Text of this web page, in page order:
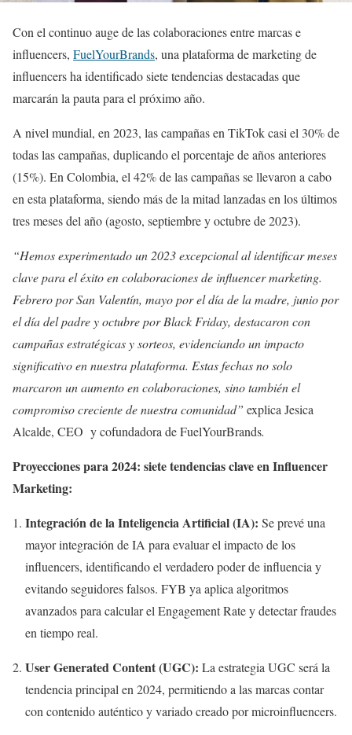
Con el continuo auge de las colaboraciones entre marcas e
influencers, FuelYourBrands, una plataforma de marketing de
influencers ha identificado siete tendencias destacadas que
marcarán la pauta para el próximo año.
A nivel mundial, en 2023, las campañas en TikTok casi el 30% de
todas las campañas, duplicando el porcentaje de años anteriores
(15%). En Colombia, el 42% de las campañas se llevaron a cabo
en esta plataforma, siendo más de la mitad lanzadas en los últimos
tres meses del año (agosto, septiembre y octubre de 2023).
“Hemos experimentado un 2023 excepcional al identificar meses
clave para el éxito en colaboraciones de influencer marketing.
Febrero por San Valentín, mayo por el día de la madre, junio por
el día del padre y octubre por Black Friday, destacaron con
campañas estratégicas y sorteos, evidenciando un impacto
significativo en nuestra plataforma. Estas fechas no solo
marcaron un aumento en colaboraciones, sino también el
compromiso creciente de nuestra comunidad” explica Jesica
Alcalde, CEO y cofundadora de FuelYourBrands.
Proyecciones para 2024: siete tendencias clave en Influencer
Marketing:
Integración de la Inteligencia Artificial (IA): Se prevé una
mayor integración de IA para evaluar el impacto de los
influencers, identificando el verdadero poder de influencia y
evitando seguidores falsos. FYB ya aplica algoritmos
avanzados para calcular el Engagement Rate y detectar fraudes
en tiempo real.
User Generated Content (UGC): La estrategia UGC será la
tendencia principal en 2024, permitiendo a las marcas contar
con contenido auténtico y variado creado por microinfluencers.